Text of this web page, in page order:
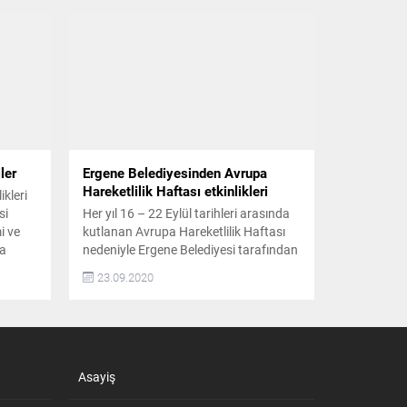
ve
Ergene Belediyesinden Avrupa
Hareketlilik Haftası etkinlikleri
Her yıl 16 – 22 Eylül tarihleri arasında
kutlanan Avrupa Hareketlilik Haftası
nedeniyle Ergene Belediyesi tarafından
bir dizi etkinlik gerçekleştirildi Etkinlikler
kapsamında ilk olarak bisiklet turu
Haftası kapsamındaki etkinliklere
23.09.2020
Asayiş